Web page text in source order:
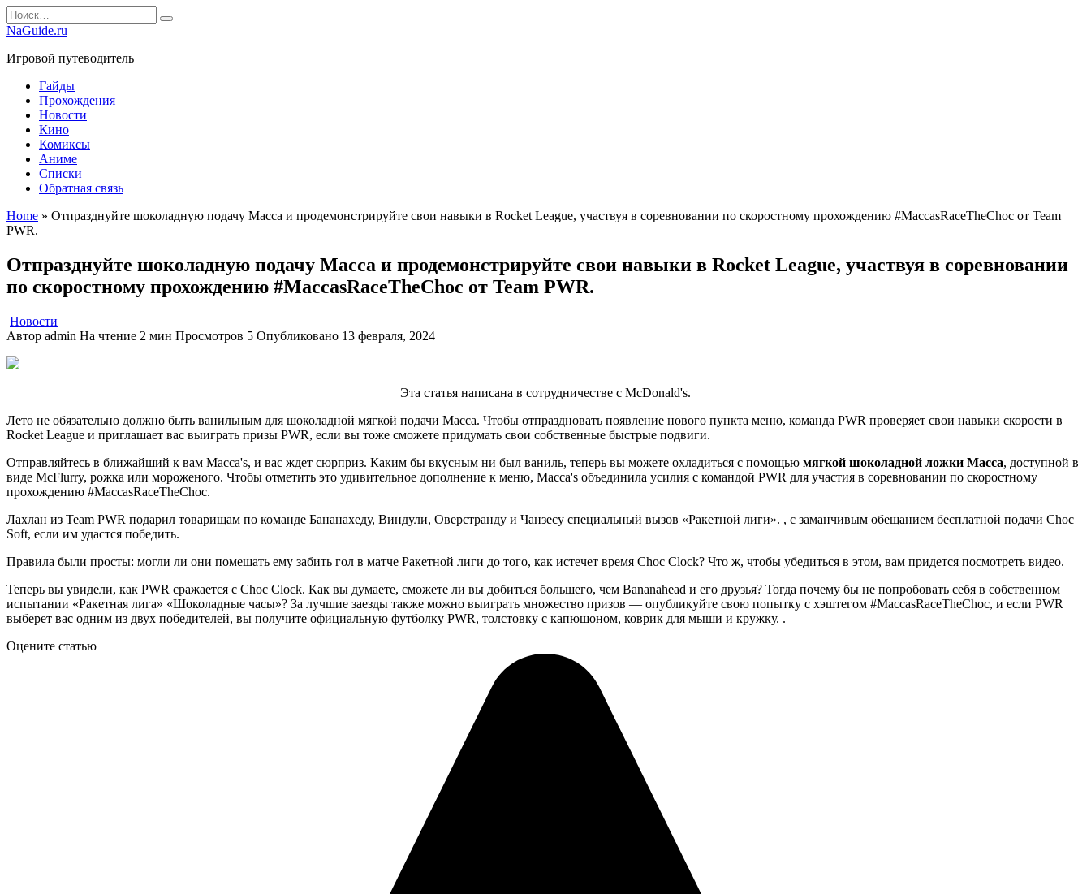
Перейти
к
Search
for:
NaGuide.ru
Игровой путеводитель
Гайды
Прохождения
Новости
Кино
Комиксы
Аниме
Списки
Обратная связь
Home » Отпразднуйте шоколадную подачу Macca и продемонстрируйте свои навыки в Rocket League, участвуя в соревновании по скоростному прохождению #MaccasRaceTheChoc от Team
PWR.
Отпразднуйте шоколадную подачу Macca и продемонстрируйте свои навыки в Rocket League, участвуя в соревновании
по скоростному прохождению #MaccasRaceTheChoc от Team PWR.
Новости
Автор admin На чтение 2 мин Просмотров 5 Опубликовано 13 февраля, 2024
Эта статья написана в сотрудничестве с McDonald's.
Лето не обязательно должно быть ванильным для шоколадной мягкой подачи Macca. Чтобы отпраздновать появление нового пункта меню, команда PWR проверяет свои навыки скорости в
Rocket League и приглашает вас выиграть призы PWR, если вы тоже сможете придумать свои собственные быстрые подвиги.
Отправляйтесь в ближайший к вам Macca's, и вас ждет сюрприз. Каким бы вкусным ни был ваниль, теперь вы можете охладиться с помощью мягкой шоколадной ложки Macca, доступной в
виде McFlurry, рожка или мороженого. Чтобы отметить это удивительное дополнение к меню, Macca's объединила усилия с командой PWR для участия в соревновании по скоростному
прохождению #MaccasRaceTheChoc.
Лахлан из Team PWR подарил товарищам по команде Бананахеду, Виндули, Оверстранду и Чанзесу специальный вызов «Ракетной лиги». , с заманчивым обещанием бесплатной подачи Choc
Soft, если им удастся победить.
Правила были просты: могли ли они помешать ему забить гол в матче Ракетной лиги до того, как истечет время Choc Clock? Что ж, чтобы убедиться в этом, вам придется посмотреть видео.
Теперь вы увидели, как PWR сражается с Choc Clock. Как вы думаете, сможете ли вы добиться большего, чем Bananahead и его друзья? Тогда почему бы не попробовать себя в собственном
испытании «Ракетная лига» «Шоколадные часы»? За лучшие заезды также можно выиграть множество призов — опубликуйте свою попытку с хэштегом #MaccasRaceTheChoc, и если PWR
выберет вас одним из двух победителей, вы получите официальную футболку PWR, толстовку с капюшоном, коврик для мыши и кружку. .
Оцените статью